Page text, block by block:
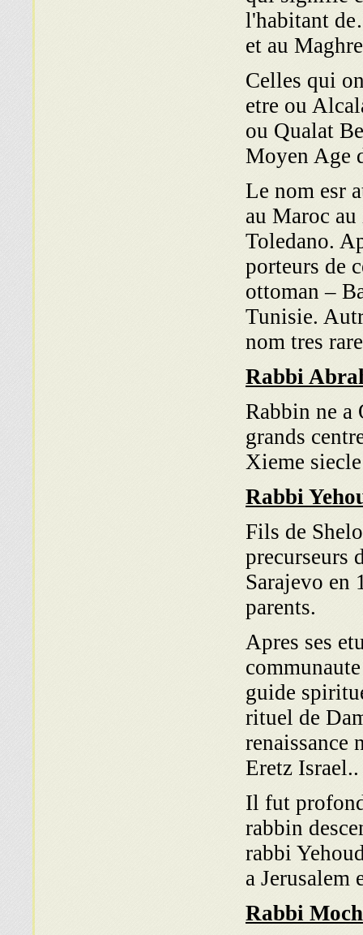
l'habitant
et au
Celles qui
etre ou
ou Qualat
Moyen Age
Le nom esr
au Maroc
Toledano.
porteurs de
ottoman –
Tunisie.
nom tres
Rabbi
Rabbin ne a
grands
Xieme siecle
Rabbi
Fils de
precurseurs
Sarajevo en
parents.
Apres ses
guide
rituel de
renaissance
Eretz Israel..
Il fut
rabbin
rabbi
a Jerusalem
Rabbi